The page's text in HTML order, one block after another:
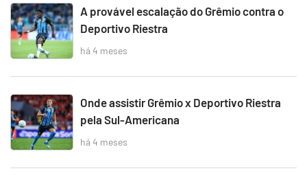
A provável escalação do Grêmio contra o
Deportivo Riestra
há 4 meses
Onde assistir Grêmio x Deportivo Riestra
pela Sul-Americana
há 4 meses